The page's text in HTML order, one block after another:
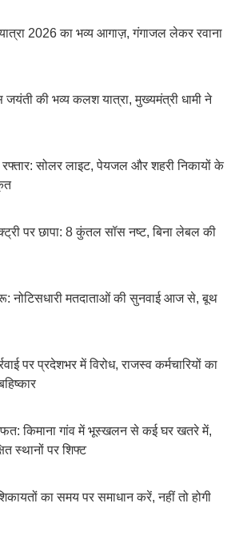
यात्रा 2026 का भव्य आगाज़, गंगाजल लेकर रवाना
जयंती की भव्य कलश यात्रा, मुख्यमंत्री धामी ने
रफ्तार: सोलर लाइट, पेयजल और शहरी निकायों के
पर छापा: 8 कुंतल सॉस नष्ट, बिना लेबल की
नोटिसधारी मतदाताओं की सुनवाई आज से, बूथ
पर प्रदेशभर में विरोध, राजस्व कर्मचारियों का
किमाना गांव में भूस्खलन से कई घर खतरे में,
स्थानों पर शिफ्ट
का समय पर समाधान करें, नहीं तो होगी